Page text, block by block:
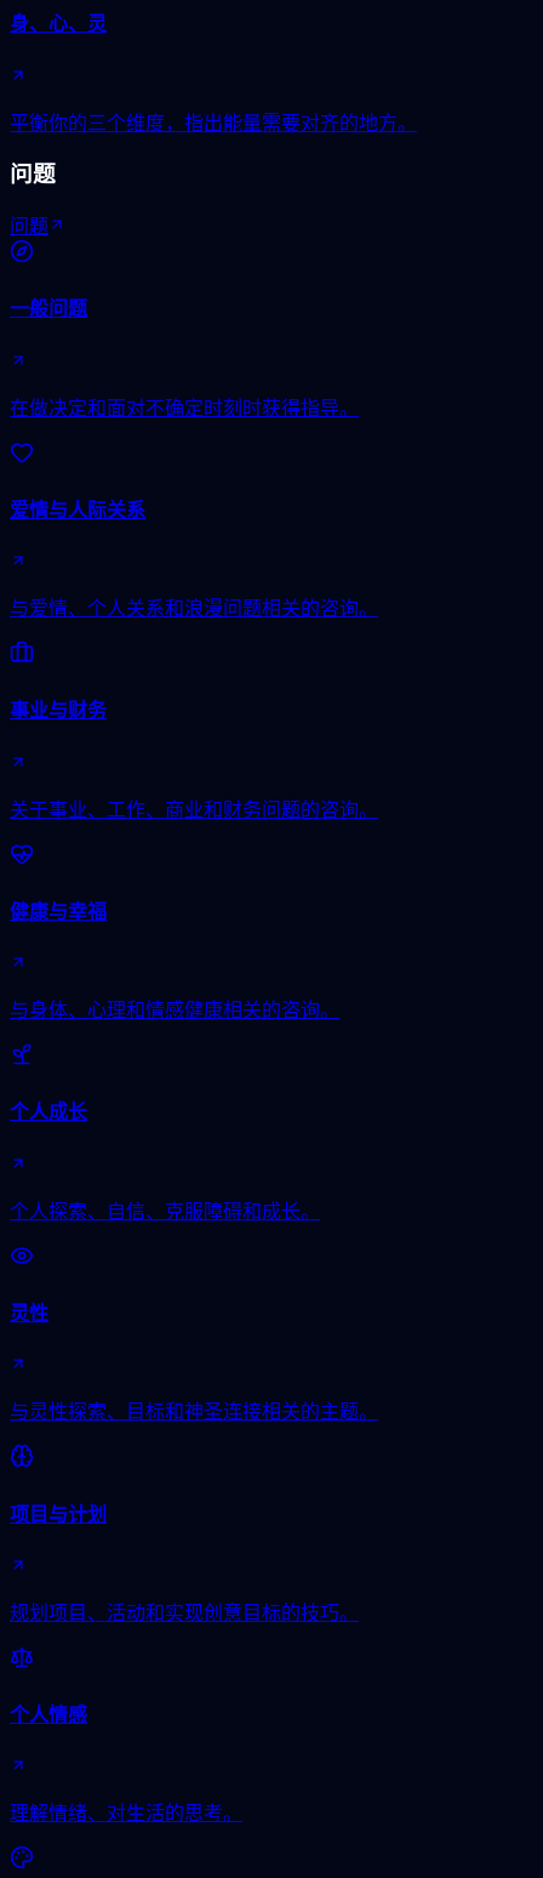
身、心、灵
平衡你的三个维度，指出能量需要对齐的地方。
问题
问题
一般问题
在做决定和面对不确定时刻时获得指导。
爱情与人际关系
与爱情、个人关系和浪漫问题相关的咨询。
事业与财务
关于事业、工作、商业和财务问题的咨询。
健康与幸福
与身体、心理和情感健康相关的咨询。
个人成长
个人探索、自信、克服障碍和成长。
灵性
与灵性探索、目标和神圣连接相关的主题。
项目与计划
规划项目、活动和实现创意目标的技巧。
个人情感
理解情绪、对生活的思考。